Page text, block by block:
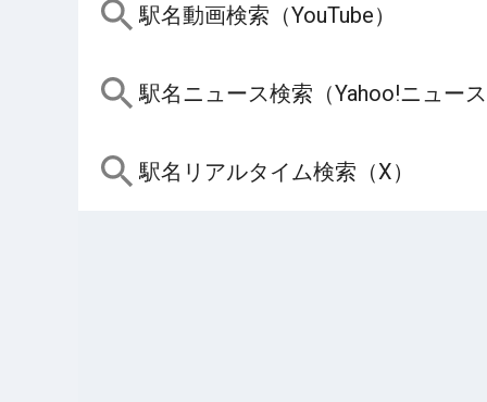
駅名動画検索（YouTube）
駅名ニュース検索（Yahoo!ニュー
駅名リアルタイム検索（X）